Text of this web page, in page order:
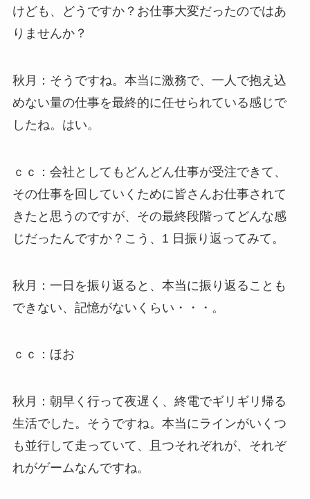
けども、どうですか？お仕事大変だったのではあ
りませんか？
秋月：そうですね。本当に激務で、一人で抱え込
めない量の仕事を最終的に任せられている感じで
したね。はい。
ｃｃ：会社としてもどんどん仕事が受注できて、
その仕事を回していくために皆さんお仕事されて
きたと思うのですが、その最終段階ってどんな感
じだったんですか？こう、1 日振り返ってみて。
秋月：一日を振り返ると、本当に振り返ることも
できない、記憶がないくらい・・・。
ｃｃ：ほお
秋月：朝早く行って夜遅く、終電でギリギリ帰る
生活でした。そうですね。本当にラインがいくつ
も並行して走っていて、且つそれぞれが、それぞ
れがゲームなんですね。